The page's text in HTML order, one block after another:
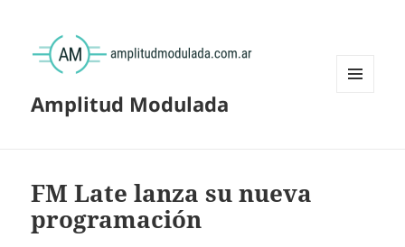
Amplitud Modulada
FM Late lanza su nueva
programación